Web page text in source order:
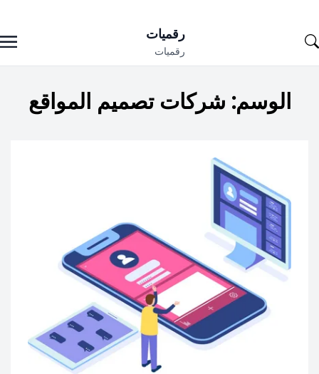
to
رقميات
رقميات
الوسم: شركات تصميم المواقع